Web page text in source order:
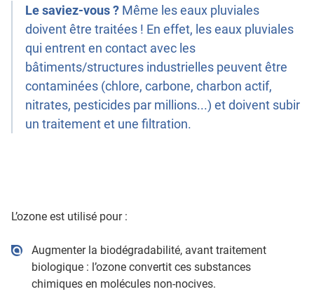
Le saviez-vous ? Même les eaux pluviales
doivent être traitées ! En effet, les eaux pluviales
qui entrent en contact avec les
bâtiments/structures industrielles peuvent être
contaminées (chlore, carbone, charbon actif,
nitrates, pesticides par millions...) et doivent subir
un traitement et une filtration.
L’ozone est utilisé pour :
Augmenter la biodégradabilité, avant traitement
biologique : l’ozone convertit ces substances
chimiques en molécules non-nocives.